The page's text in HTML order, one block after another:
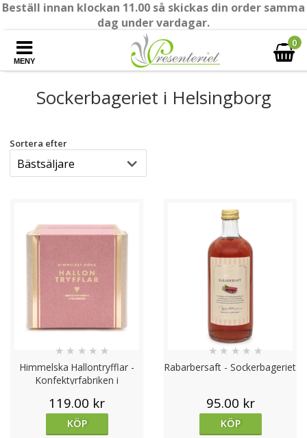
Beställ innan klockan 11.00 så skickas din order samma
dag under vardagar.
MENY
0
Sockerbageriet i Helsingborg
Sortera efter
Himmelska Hallontryfflar -
Konfektyrfabriken i
★ ★ ★ ★ ★
119.00 kr
KÖP
Rabarbersaft - Sockerbageriet
★ ★ ★ ★ ★
95.00 kr
KÖP